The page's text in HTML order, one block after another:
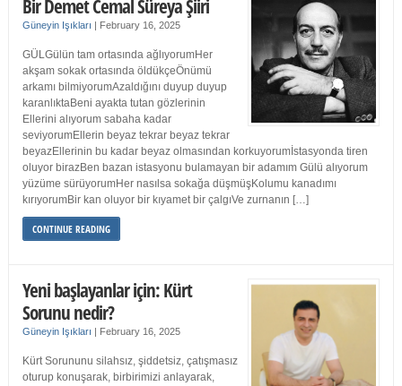
Bir Demet Cemal Süreya Şiiri
Güneyin Işıkları | February 16, 2025
GÜLGülün tam ortasında ağlıyorumHer
akşam sokak ortasında öldükçeÖnümü
arkamı bilmiyorumAzaldığını duyup duyup
karanlıktaBeni ayakta tutan gözlerinin
Ellerini alıyorum sabaha kadar
seviyorumEllerin beyaz tekrar beyaz tekrar
beyazEllerinin bu kadar beyaz olmasından korkuyorumİstasyonda tiren
oluyor birazBen bazan istasyonu bulamayan bir adamım Gülü alıyorum
yüzüme sürüyorumHer nasılsa sokağa düşmüşKolumu kanadımı
kırıyorumBir kan oluyor bir kıyamet bir çalgıVe zurnanın […]
CONTINUE READING
Yeni başlayanlar için: Kürt
Sorunu nedir?
Güneyin Işıkları | February 16, 2025
Kürt Sorununu silahsız, şiddetsiz, çatışmasız
oturup konuşarak, birbirimizi anlayarak,